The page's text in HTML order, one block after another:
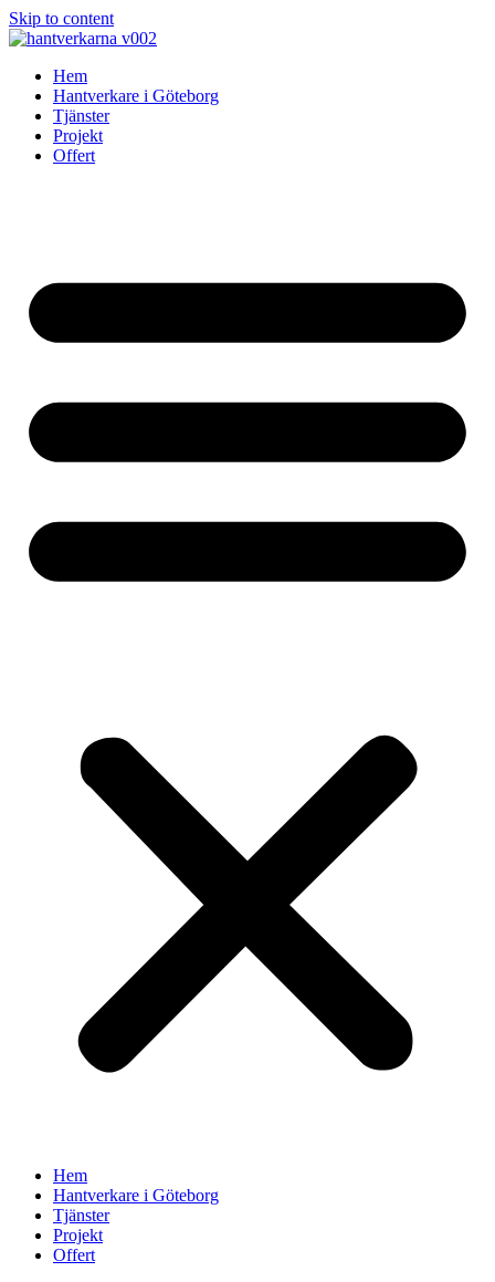
Skip to content
Hem
Hantverkare i Göteborg
Tjänster
Projekt
Offert
Hem
Hantverkare i Göteborg
Tjänster
Projekt
Offert